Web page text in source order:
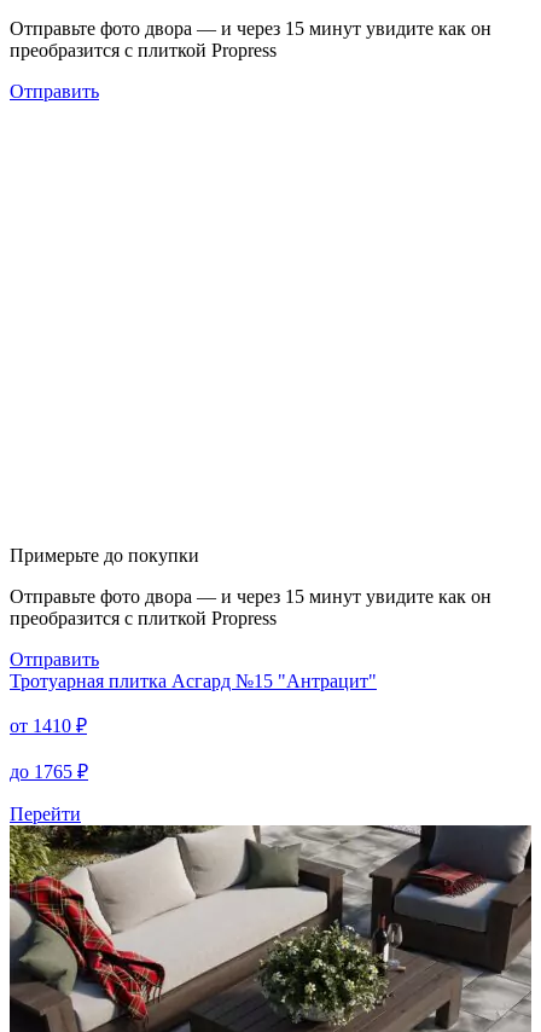
Отправьте фото двора — и через 15 минут увидите как он
преобразится с плиткой Propress
Отправить
Примерьте до покупки
Отправьте фото двора — и через 15 минут увидите как он
преобразится с плиткой Propress
Отправить
Тротуарная плитка Асгард №15 "Антрацит"
от 1410 ₽
до 1765 ₽
Перейти